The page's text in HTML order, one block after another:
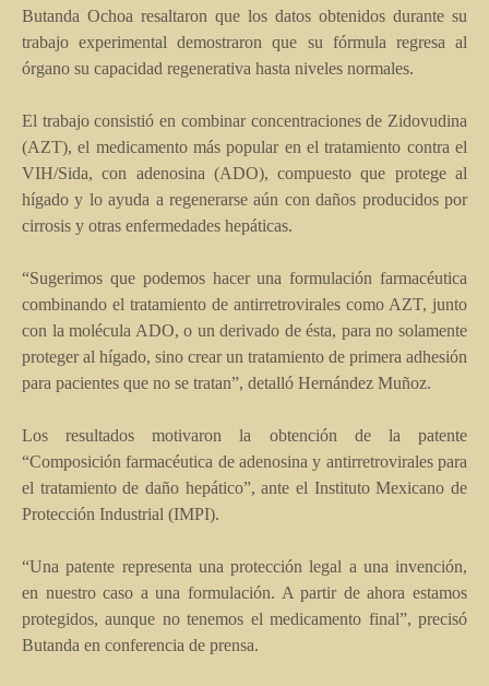
Butanda Ochoa resaltaron que los datos obtenidos durante su
trabajo experimental demostraron que su fórmula regresa al
órgano su capacidad regenerativa hasta niveles normales.
El trabajo consistió en combinar concentraciones de Zidovudina
(AZT), el medicamento más popular en el tratamiento contra el
VIH/Sida, con adenosina (ADO), compuesto que protege al
hígado y lo ayuda a regenerarse aún con daños producidos por
cirrosis y otras enfermedades hepáticas.
“Sugerimos que podemos hacer una formulación farmacéutica
combinando el tratamiento de antirretrovirales como AZT, junto
con la molécula ADO, o un derivado de ésta, para no solamente
proteger al hígado, sino crear un tratamiento de primera adhesión
para pacientes que no se tratan”, detalló Hernández Muñoz.
Los resultados motivaron la obtención de la patente
“Composición farmacéutica de adenosina y antirretrovirales para
el tratamiento de daño hepático”, ante el Instituto Mexicano de
Protección Industrial (IMPI).
“Una patente representa una protección legal a una invención,
en nuestro caso a una formulación. A partir de ahora estamos
protegidos, aunque no tenemos el medicamento final”, precisó
Butanda en conferencia de prensa.